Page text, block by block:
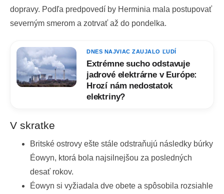
dopravy. Podľa predpovedí by Herminia mala postupovať
severným smerom a zotrvať až do pondelka.
DNES NAJVIAC ZAUJALO ĽUDÍ
Extrémne sucho odstavuje
jadrové elektrárne v Európe:
Hrozí nám nedostatok
elektriny?
V skratke
Britské ostrovy ešte stále odstraňujú následky búrky
Éowyn, ktorá bola najsilnejšou za posledných
desať rokov.
Éowyn si vyžiadala dve obete a spôsobila rozsiahle